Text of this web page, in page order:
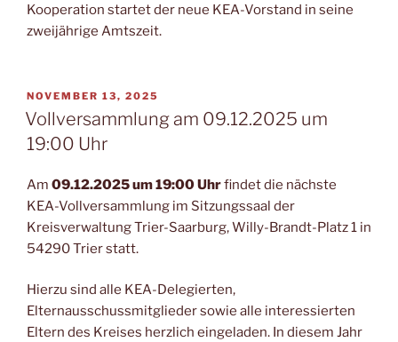
Kooperation startet der neue KEA-Vorstand in seine
zweijährige Amtszeit.
VERÖFFENTLICHT
AM
NOVEMBER 13, 2025
Vollversammlung am 09.12.2025 um
19:00 Uhr
Am 09.12.2025 um 19:00 Uhrfindet die nächste
KEA-Vollversammlung im Sitzungssaal der
Kreisverwaltung Trier-Saarburg, Willy-Brandt-Platz 1 in
54290 Trier statt.
Hierzu sind alle KEA-Delegierten,
Elternausschussmitglieder sowie alle interessierten
Eltern des Kreises herzlich eingeladen. In diesem Jahr